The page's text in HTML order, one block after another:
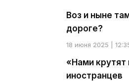
Воз и ныне
дороге?
18 июня 2025 |
«Нами
иностранцев